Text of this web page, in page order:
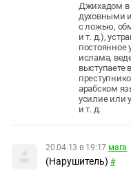
Джихадом в
духовными
с ложью,
и т. д.),
постоянное
ислама,
выступаете
арабском
усилие или
и т. д.
20.04.13 в 19:17 мага
(Нарушитель) #